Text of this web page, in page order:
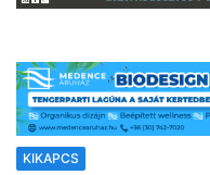
KIKAPCS